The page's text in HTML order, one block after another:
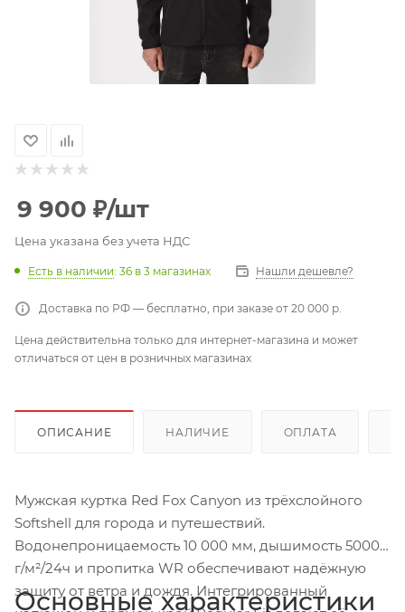
9 900 ₽/шт
Цена указана без учета НДС
Есть в наличии: 36 в 3 магазинах Нашли дешевле?
Доставка по РФ — бесплатно, при заказе от 20 000 р.
Цена действительна только для интернет-магазина и может
отличаться от цен в розничных магазинах
ОПИСАНИЕ НАЛИЧИЕ ОПЛАТА
Мужская куртка Red Fox Canyon из трёхслойного
Softshell для города и путешествий.
Водонепроницаемость 10 000 мм, дышимость 5000
г/м²/24ч и пропитка WR обеспечивают надёжную
защиту от ветра и дождя. Интегрированный
Основные характеристики